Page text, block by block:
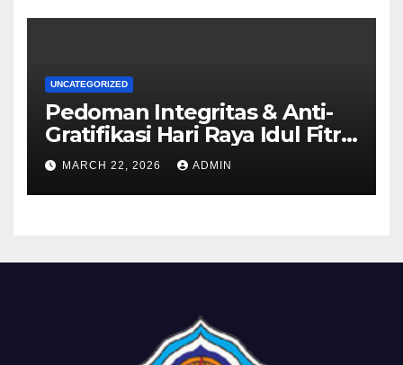
UNCATEGORIZED
Pedoman Integritas & Anti-
Gratifikasi Hari Raya Idul Fitri
1447 H
MARCH 22, 2026 ADMIN